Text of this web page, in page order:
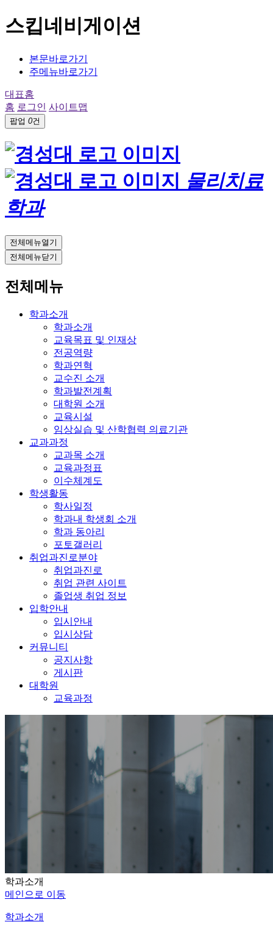
스킵네비게이션
본문바로가기
주메뉴바로가기
대표홈
홈 로그인 사이트맵
팝업 0건
물리치료
학과
전체메뉴열기
전체메뉴닫기
전체메뉴
학과소개
학과소개
교육목표 및 인재상
전공역량
학과연혁
교수진 소개
학과발전계획
대학원 소개
교육시설
임상실습 및 산학협력 의료기관
교과과정
교과목 소개
교육과정표
이수체계도
학생활동
학사일정
학과내 학생회 소개
학과 동아리
포토갤러리
취업과진로분야
취업과진로
취업 관련 사이트
졸업생 취업 정보
입학안내
입시안내
입시상담
커뮤니티
공지사항
게시판
대학원
교육과정
학과소개
메인으로 이동
학과소개